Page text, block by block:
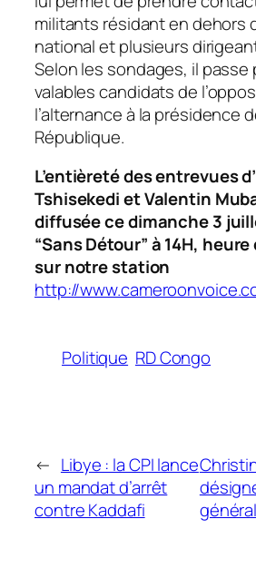
militants résidant en dehors
national et plusieurs
Selon les sondages, il passe
valables candidats de
l’alternance à la présidence
République.
L’entièreté des entrevues
Tshisekedi et Valentin
diffusée ce dimanche 3
“Sans Détour” à 14H,
sur notre station
http://
Politique RD Congo
← Libye : la CPI lance
un mandat d’arrêt
contre Kaddafi